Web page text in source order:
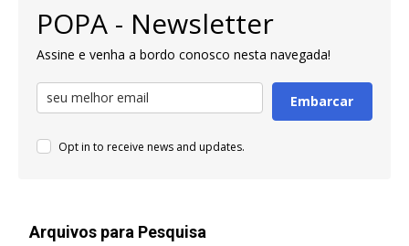
POPA - Newsletter
Assine e venha a bordo conosco nesta navegada!
Embarcar
Opt in to receive news and updates.
Arquivos para Pesquisa